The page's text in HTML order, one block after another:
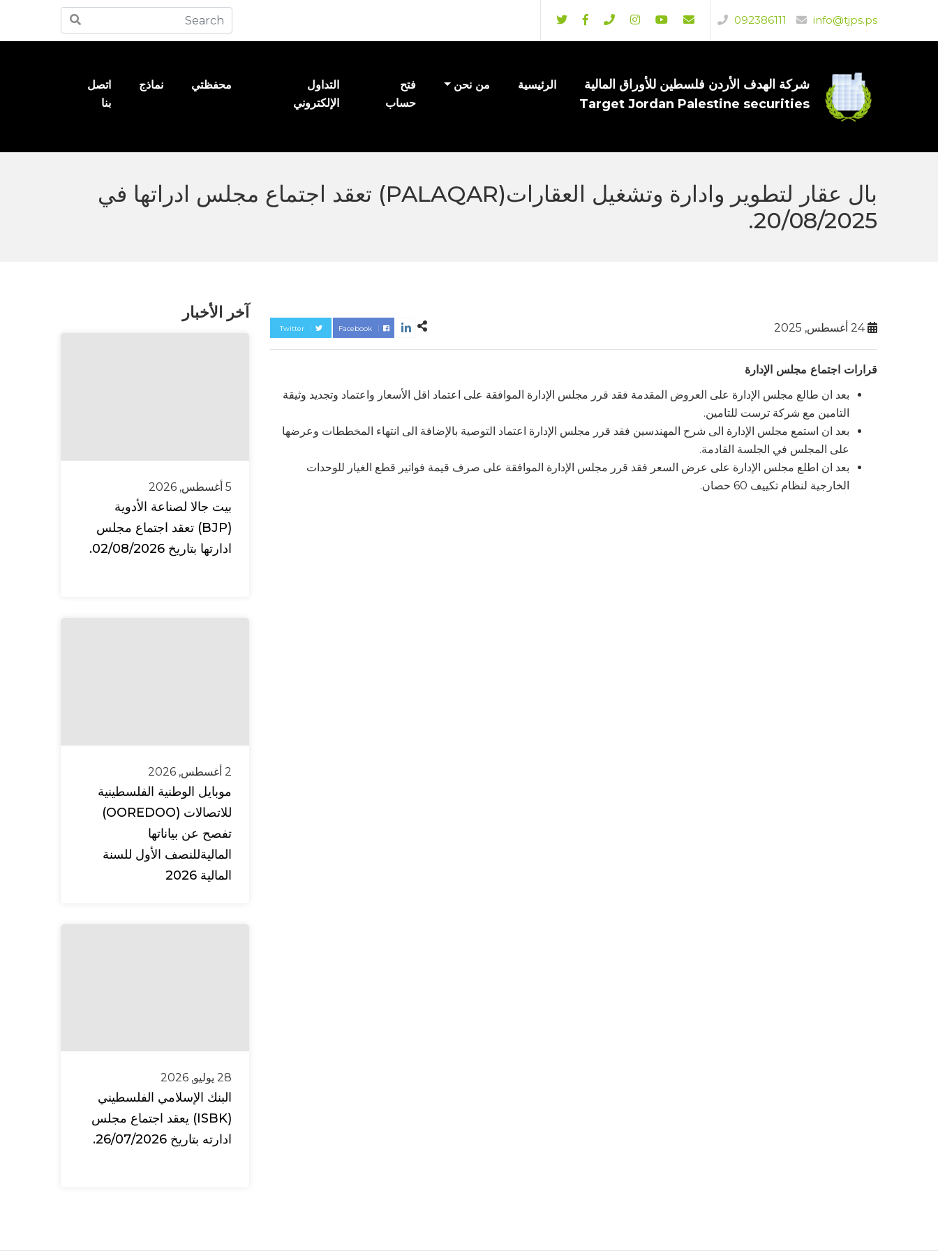
info@tjps.ps
092386111
شركة الهدف الأردن فلسطين للأوراق المالية
Target Jordan Palestine securities
الرئيسية من نحن
فتح
حساب
التداول
الإلكتروني
محفظتي نماذج
اتصل
بنا
بال عقار لتطوير وادارة وتشغيل العقارات(PALAQAR) تعقد اجتماع مجلس ادراتها في
20/08/2025.
24 أغسطس, 2025 Twitter Facebook
قرارات اجتماع مجلس الإدارة
بعد ان طالع مجلس الإدارة على العروض المقدمة فقد قرر مجلس الإدارة الموافقة على اعتماد اقل الأسعار واعتماد وتجديد وثيقة
التامين مع شركة ترست للتامين.
بعد ان استمع مجلس الإدارة الى شرح المهندسين فقد قرر مجلس الإدارة اعتماد التوصية بالإضافة الى انتهاء المخططات وعرضها
على المجلس في الجلسة القادمة.
بعد ان اطلع مجلس الإدارة على عرض السعر فقد قرر مجلس الإدارة الموافقة على صرف قيمة فواتير قطع الغيار للوحدات
الخارجية لنظام تكييف 60 حصان.
آخر الأخبار
5 أغسطس, 2026
بيت جالا لصناعة الأدوية
(BJP) تعقد اجتماع مجلس
ادارتها بتاريخ 02/08/2026.
2 أغسطس, 2026
موبايل الوطنية الفلسطينية
للاتصالات (OOREDOO)
تفصح عن بياناتها
الماليةللنصف الأول للسنة
المالية 2026
28 يوليو, 2026
البنك الإسلامي الفلسطيني
(ISBK) يعقد اجتماع مجلس
ادارته بتاريخ 26/07/2026.